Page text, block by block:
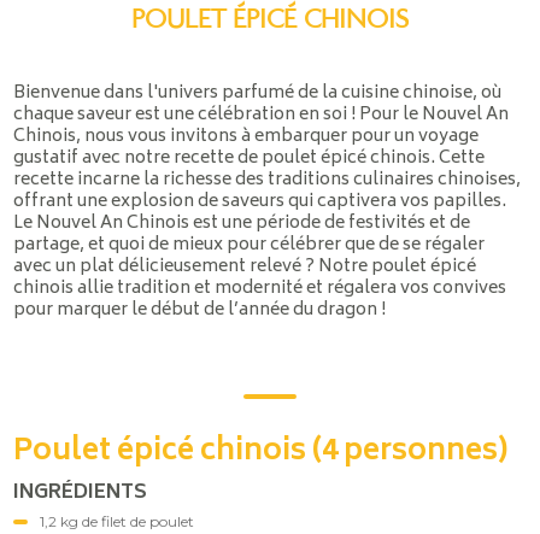
POULET ÉPICÉ CHINOIS
Bienvenue dans l'univers parfumé de la cuisine chinoise, où
chaque saveur est une célébration en soi ! Pour le Nouvel An
Chinois, nous vous invitons à embarquer pour un voyage
gustatif avec notre recette de poulet épicé chinois. Cette
recette incarne la richesse des traditions culinaires chinoises,
offrant une explosion de saveurs qui captivera vos papilles.
Le Nouvel An Chinois est une période de festivités et de
partage, et quoi de mieux pour célébrer que de se régaler
avec un plat délicieusement relevé ? Notre poulet épicé
chinois allie tradition et modernité et régalera vos convives
pour marquer le début de l’année du dragon !
Poulet épicé chinois (4 personnes)
INGRÉDIENTS
1,2 kg de filet de poulet